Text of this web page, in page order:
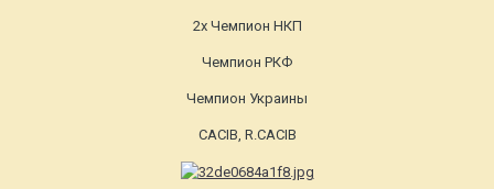
2х Чемпион НКП
Чемпион РКФ
Чемпион Украины
CACIB, R.CACIB